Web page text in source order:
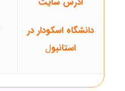
دانشگاه اسکودار در
استانبول